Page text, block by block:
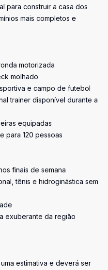
para construir a casa dos
mais completos e
motorizada
molhado
e campo de futebol
trainer disponível durante a
equipadas
para 120 pessoas
finais de semana
tênis e hidroginástica sem
exuberante da região
estimativa e deverá ser